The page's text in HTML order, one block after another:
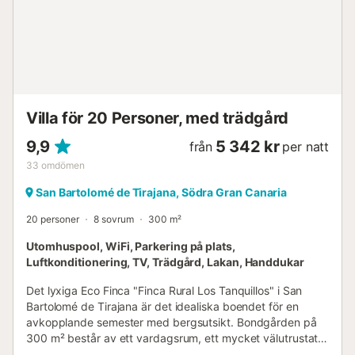
Villa för 20 Personer, med trädgård
9,9
33 omdömen
från 5 342 kr per natt
San Bartolomé de Tirajana, Södra Gran Canaria
20 personer 8 sovrum 300 m²
Utomhuspool, WiFi, Parkering på plats,
Luftkonditionering, TV, Trädgård, Lakan, Handdukar
Det lyxiga Eco Finca "Finca Rural Los Tanquillos" i San
Bartolomé de Tirajana är det idealiska boendet för en
avkopplande semester med bergsutsikt. Bondgården på
300 m² består av ett vardagsrum, ett mycket välutrustat